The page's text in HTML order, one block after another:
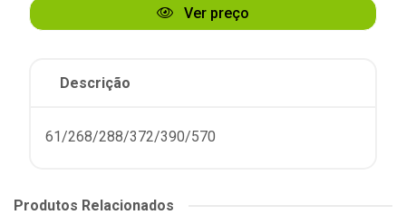
Ver preço
Descrição
61/268/288/372/390/570
Produtos Relacionados